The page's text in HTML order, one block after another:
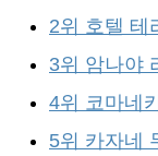
2위 호텔 테
3위 암나야
4위 코마네
5위 카자네